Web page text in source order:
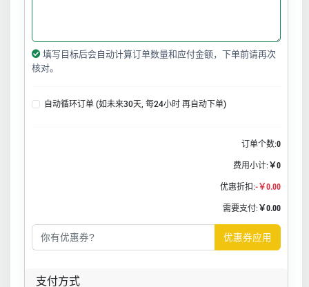
填写目标后会自动计算订单数量和应付金额，下单前请再次
核对。
自动循环订单 (如未来30天, 每24小时 再自动下单)
订单个数:0
费用小计: ￥0
优惠折扣:-￥0.00
需要支付: ￥0.00
优惠券应用
支付方式